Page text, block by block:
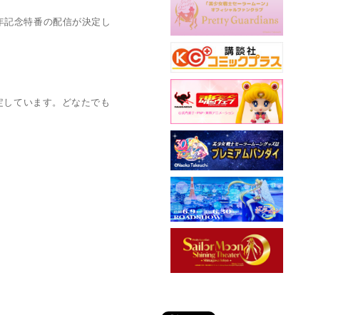
念特番の配信が決定し
ています。どなたでも